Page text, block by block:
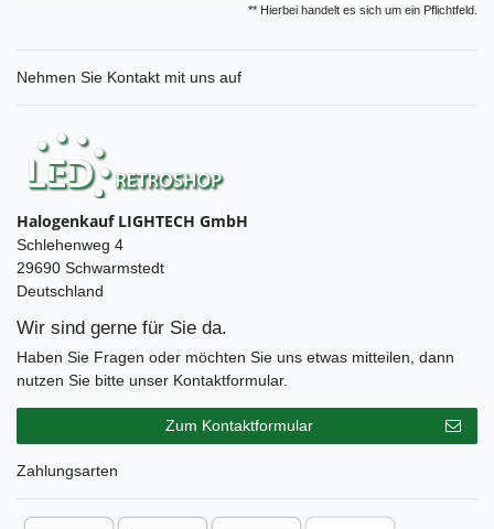
** Hierbei handelt es sich um ein Pflichtfeld.
Nehmen Sie Kontakt mit uns auf
Halogenkauf LIGHTECH GmbH
Schlehenweg 4
29690 Schwarmstedt
Deutschland
Wir sind gerne für Sie da.
Haben Sie Fragen oder möchten Sie uns etwas mitteilen, dann
nutzen Sie bitte unser Kontaktformular.
Zum Kontaktformular
Zahlungsarten